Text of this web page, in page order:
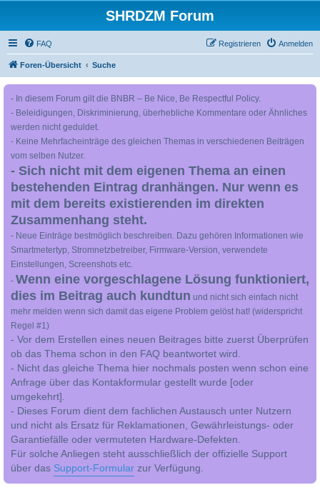
SHRDZM Forum
FAQ Anmelden
Registrieren
Foren-Übersicht Suche
- In diesem Forum gilt die BNBR – Be Nice, Be Respectful Policy.
- Beleidigungen, Diskriminierung, überhebliche Kommentare oder Ähnliches
werden nicht geduldet.
- Keine Mehrfacheinträge des gleichen Themas in verschiedenen Beiträgen
vom selben Nutzer.
- Sich nicht mit dem eigenen Thema an einen
bestehenden Eintrag dranhängen. Nur wenn es
mit dem bereits existierenden im direkten
Zusammenhang steht.
- Neue Einträge bestmöglich beschreiben. Dazu gehören Informationen wie
Smartmetertyp, Stromnetzbetreiber, Firmware-Version, verwendete
Einstellungen, Screenshots etc.
- Wenn eine vorgeschlagene Lösung funktioniert,
dies im Beitrag auch kundtun und nicht sich einfach nicht
mehr melden wenn sich damit das eigene Problem gelöst hat! (widerspricht
Regel #1)
- Vor dem Erstellen eines neuen Beitrages bitte zuerst Überprüfen
ob das Thema schon in den FAQ beantwortet wird.
- Nicht das gleiche Thema hier nochmals posten wenn schon eine
Anfrage über das Kontakformular gestellt wurde [oder
umgekehrt].
- Dieses Forum dient dem fachlichen Austausch unter Nutzern
und nicht als Ersatz für Reklamationen, Gewährleistungs- oder
Garantiefälle oder vermuteten Hardware-Defekten.
Für solche Anliegen steht ausschließlich der offizielle Support
über das Support-Formular zur Verfügung.